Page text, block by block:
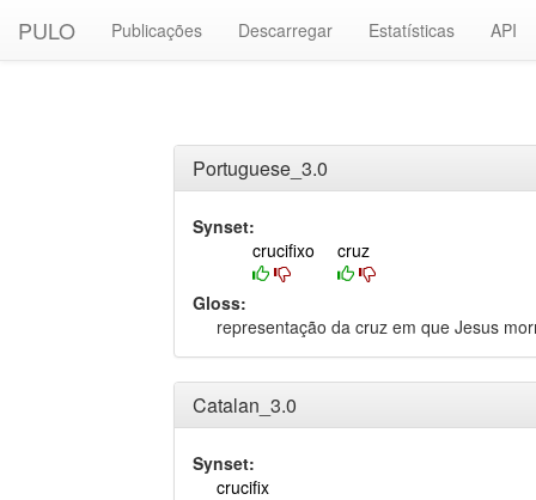
PULO Publicações Descarregar Estatísticas API
Portuguese_3.0
Synset:
crucifixo
cruz
Gloss:
representação da cruz em que Jesus
Catalan_3.0
Synset:
crucifix